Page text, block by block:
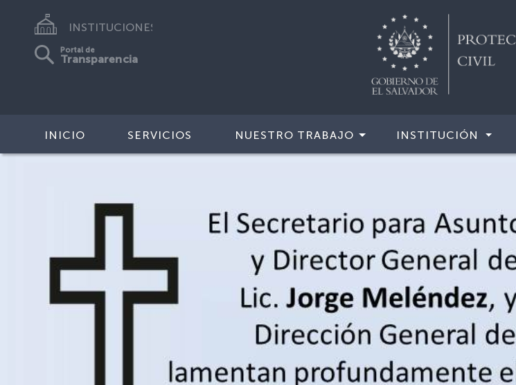
INSTITUCIONES
Portal de
Transparencia
INICIO SERVICIOS NUESTRO TRABAJO INSTITUCIÓN